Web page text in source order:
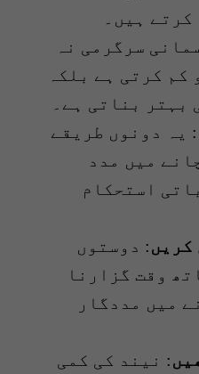
ہیں۔
سرگرمی نہ
کم کرتی ہے بلکہ
بہتر بناتی ہے۔
: یہ دونوں طریقے
میں مدد
استحکام
کریں: دوستوں
وقت گزارنا
میں مددگار
: نیند کی کمی